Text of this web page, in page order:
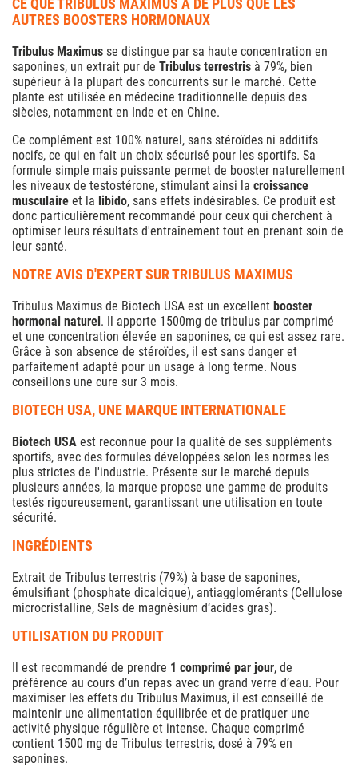
AUTRES BOOSTERS HORMONAUX
Tribulus Maximus se distingue par sa haute concentration en
saponines, un extrait pur de Tribulus terrestris à 79%, bien
supérieur à la plupart des concurrents sur le marché. Cette
plante est utilisée en médecine traditionnelle depuis des
siècles, notamment en Inde et en Chine.
Ce complément est 100% naturel, sans stéroïdes ni additifs
nocifs, ce qui en fait un choix sécurisé pour les sportifs. Sa
formule simple mais puissante permet de booster naturellement
les niveaux de testostérone, stimulant ainsi la croissance
musculaire et la libido, sans effets indésirables. Ce produit est
donc particulièrement recommandé pour ceux qui cherchent à
optimiser leurs résultats d'entraînement tout en prenant soin de
leur santé.
NOTRE AVIS D'EXPERT SUR TRIBULUS MAXIMUS
Tribulus Maximus de Biotech USA est un excellent booster
hormonal naturel. Il apporte 1500mg de tribulus par comprimé
et une concentration élevée en saponines, ce qui est assez rare.
Grâce à son absence de stéroïdes, il est sans danger et
parfaitement adapté pour un usage à long terme. Nous
conseillons une cure sur 3 mois.
BIOTECH USA, UNE MARQUE INTERNATIONALE
Biotech USA est reconnue pour la qualité de ses suppléments
sportifs, avec des formules développées selon les normes les
plus strictes de l'industrie. Présente sur le marché depuis
plusieurs années, la marque propose une gamme de produits
testés rigoureusement, garantissant une utilisation en toute
sécurité.
INGRÉDIENTS
Extrait de Tribulus terrestris (79%) à base de saponines,
émulsifiant (phosphate dicalcique), antiagglomérants (Cellulose
microcristalline, Sels de magnésium d‘acides gras).
UTILISATION DU PRODUIT
Il est recommandé de prendre 1 comprimé par jour, de
préférence au cours d’un repas avec un grand verre d’eau. Pour
maximiser les effets du Tribulus Maximus, il est conseillé de
maintenir une alimentation équilibrée et de pratiquer une
activité physique régulière et intense. Chaque comprimé
contient 1500 mg de Tribulus terrestris, dosé à 79% en
saponines.